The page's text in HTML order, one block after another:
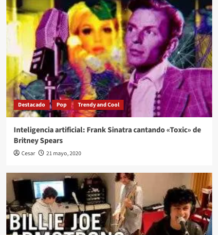
Destacado Pop Trendy and Cool
Inteligencia artificial: Frank Sinatra cantando «Toxic» de
Britney Spears
Cesar 21 mayo, 2020